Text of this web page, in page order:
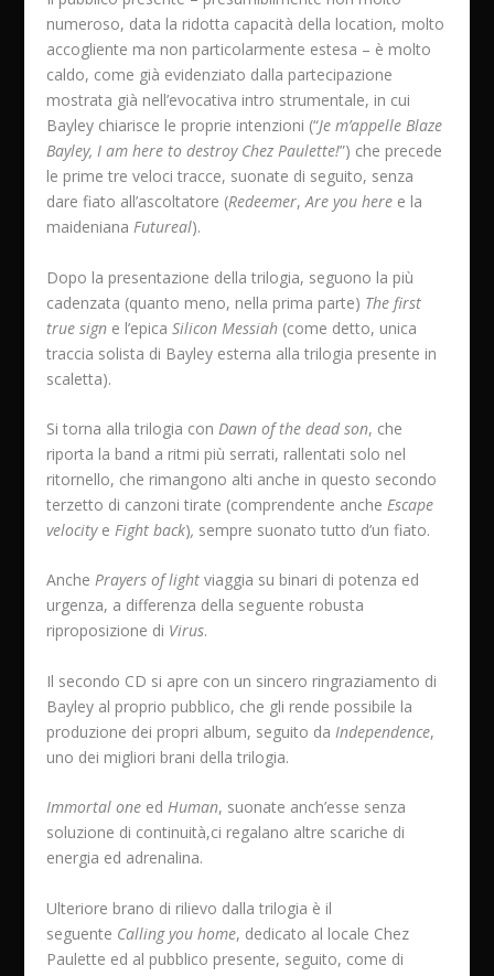
numeroso, data la ridotta capacità della location, molto
accogliente ma non particolarmente estesa – è molto
caldo, come già evidenziato dalla partecipazione
mostrata già nell’evocativa intro strumentale, in cui
Bayley chiarisce le proprie intenzioni (“Je m’appelle Blaze
Bayley, I am here to destroy Chez Paulette!”) che precede
le prime tre veloci tracce, suonate di seguito, senza
dare fiato all’ascoltatore (Redeemer,Are you here e la
maidenianaFutureal).
Dopo la presentazione della trilogia, seguono la più
cadenzata (quanto meno, nella prima parte) The first
true sign e l’epicaSilicon Messiah (come detto, unica
traccia solista di Bayley esterna alla trilogia presente in
scaletta).
Si torna alla trilogia conDawn of the dead son, che
riporta la band a ritmi più serrati, rallentati solo nel
ritornello, che rimangono alti anche in questo secondo
terzetto di canzoni tirate (comprendente ancheEscape
velocity eFight back), sempre suonato tutto d’un fiato.
AnchePrayers of lightviaggia su binari di potenza ed
urgenza, a differenza della seguente robusta
riproposizione di Virus.
Il secondo CD si apre con un sincero ringraziamento di
Bayley al proprio pubblico, che gli rende possibile la
produzione dei propri album, seguito daIndependence,
uno dei migliori brani della trilogia.
Immortal one ed Human, suonate anch’esse senza
soluzione di continuità,ci regalano altre scariche di
energia ed adrenalina.
Ulteriore brano di rilievo dalla trilogia è il
seguente Calling you home, dedicato al locale Chez
Paulette ed al pubblico presente, seguito, come di